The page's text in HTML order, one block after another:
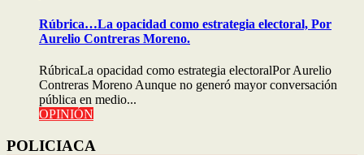
Rúbrica…La opacidad como estrategia electoral, Por
Aurelio Contreras Moreno.
RúbricaLa opacidad como estrategia electoralPor Aurelio
Contreras Moreno Aunque no generó mayor conversación
pública en medio...
OPINIÓN
POLICIACA